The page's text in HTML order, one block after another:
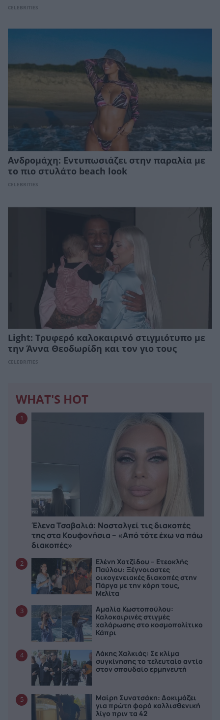
CELEBRITIES
Ανδρομάχη: Εντυπωσιάζει στην παραλία με
το πιο στυλάτο beach look
CELEBRITIES
Light: Τρυφερό καλοκαιρινό στιγμιότυπο με
την Άννα Θεοδωρίδη και τον γιο τους
CELEBRITIES
WHAT'S HOT
1
Έλενα Τσαβαλιά: Νοσταλγεί τις διακοπές
της στα Κουφονήσια – «Από τότε έχω να πάω
διακοπές»
2
Ελένη Χατζίδου – Ετεοκλής
Παύλου: Ξέγνοιαστες
οικογενειακές διακοπές στην
Πάργα με την κόρη τους,
Μελίτα
3
Αμαλία Κωστοπούλου:
Καλοκαιρινές στιγμές
χαλάρωσης στο κοσμοπολίτικο
Κάπρι
4
Λάκης Χαλκιάς: Σε κλίμα
συγκίνησης το τελευταίο αντίο
στον σπουδαίο ερμηνευτή
5
Μαίρη Συνατσάκη: Δοκιμάζει
για πρώτη φορά καλλισθενική
λίγο πριν τα 42